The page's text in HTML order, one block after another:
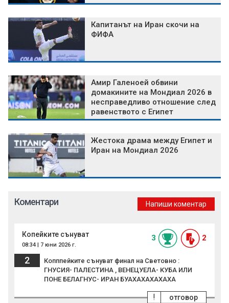
Капитанът на Иран скочи на
ФИФА
Амир Галеноей обвини
домакините на Мондиал 2026 в
несправедливо отношение след
равенството с Египет
Жестока драма между Египет и
Иран на Мондиал 2026
Коментари Напиши коментар
Копейките сънуват
08:34 | 7 юни 2026 г.
3 2
2
Копппейките сънуват финал на Световно :
ГНУСИЯ- ПАЛЕСТИНА , ВЕНЕЦУЕЛА- КУБА ИЛИ
ПОНЕ БЕЛАГНУС- ИРАН БУАХАХАХАХАХА
отговор
!